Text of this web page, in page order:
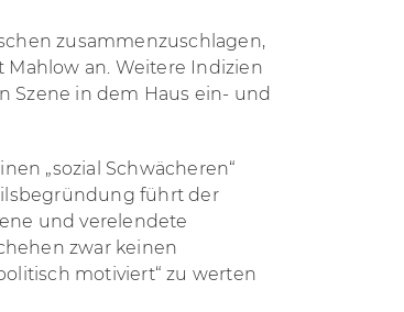
zusammenzuschlagen,
Mahlow an. Weitere Indizien
Szene in dem Haus ein- und
„sozial Schwächeren“
führt der
und verelendete
zwar keinen
motiviert“ zu werten